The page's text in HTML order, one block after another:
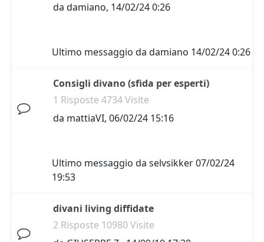
da damiano, 14/02/24 0:26
Ultimo messaggio da damiano 14/02/24 0:26
Consigli divano (sfida per esperti)
1 Risposte 4734 Visite
da mattiaVI, 06/02/24 15:16
Ultimo messaggio da selvsikker07/02/24
19:53
divani living diffidate
2 Risposte 10980 Visite